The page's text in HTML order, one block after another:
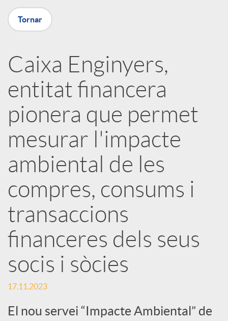
a
a
r
x
e
s
S
o
c
Tornar
Caixa Enginyers,
entitat financera
pionera que permet
mesurar l'impacte
ambiental de les
compres, consums i
transaccions
financeres dels seus
socis i sòcies
17.11.2023
El nou servei “Impacte Ambiental” de